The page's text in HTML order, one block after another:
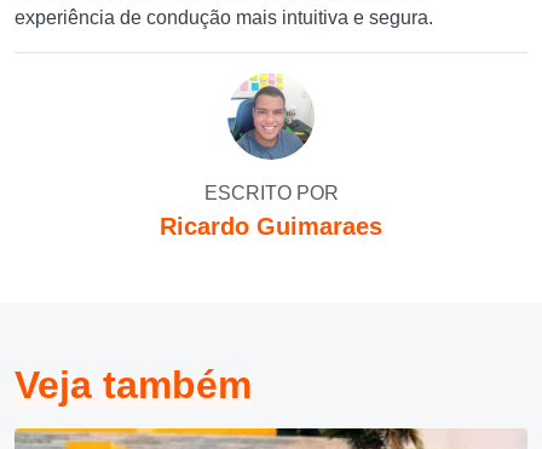
experiência de condução mais intuitiva e segura.
ESCRITO POR
Ricardo Guimaraes
Veja também